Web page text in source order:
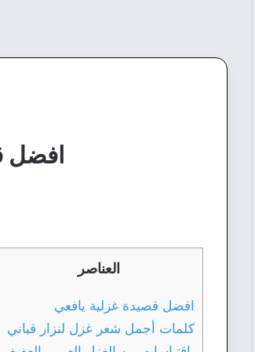
افضل
العناصر
افضل قصيدة غزلية يافعي
كلمات أجمل شعر غزل لنزار قباني